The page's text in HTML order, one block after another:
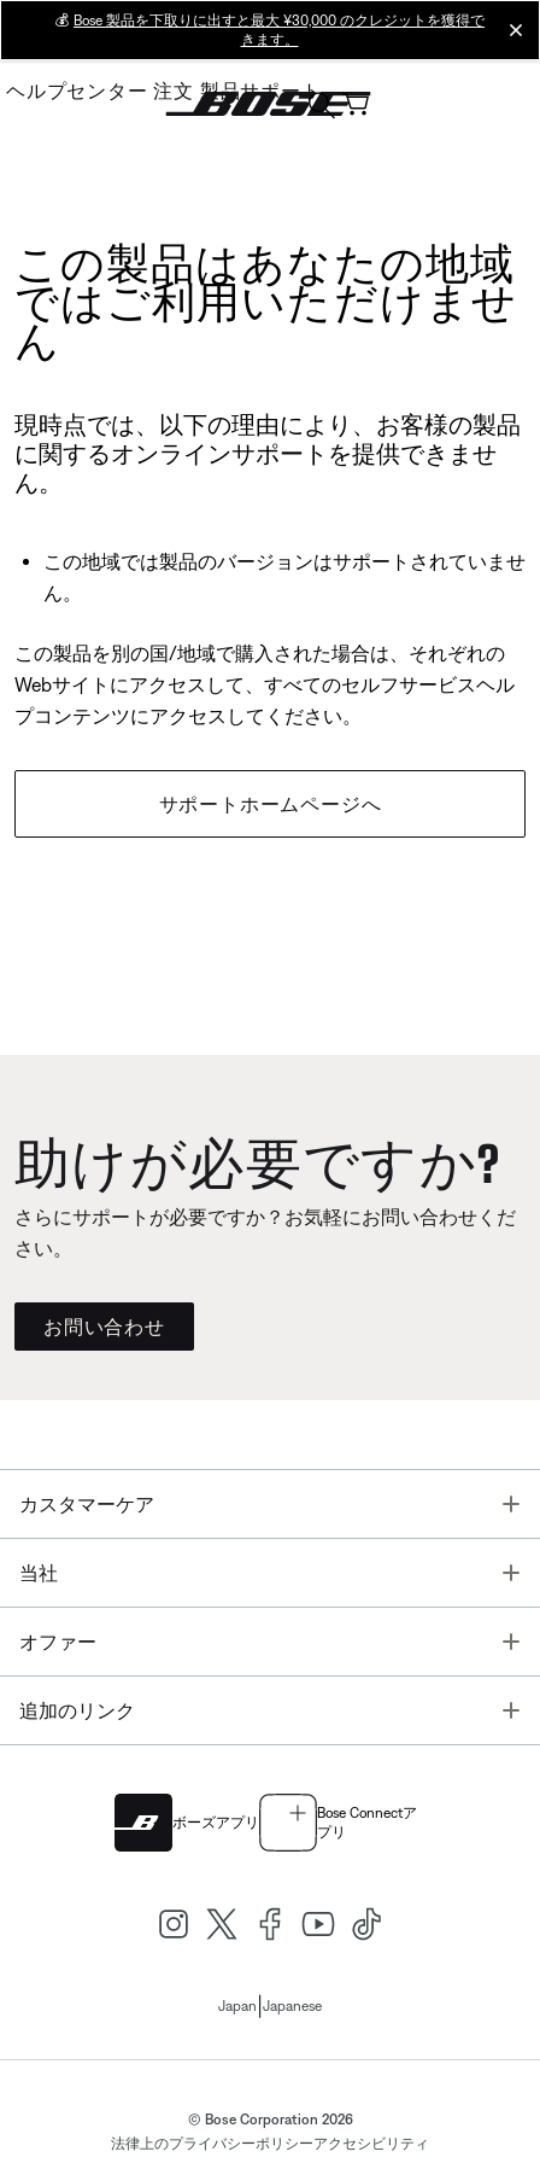
Main
💰 Bose 製品を下取りに出すと最大 ¥30,000 のクレジットを獲得で
きます。
ヘルプセンター 注文 製品サポート
この製品はあなたの地域
ではご利用いただけませ
ん
現時点では、以下の理由により、お客様の製品
に関するオンラインサポートを提供できませ
ん。
この地域では製品のバージョンはサポートされていませ
ん。
この製品を別の国/地域で購入された場合は、それぞれの
Webサイトにアクセスして、すべてのセルフサービスヘル
プコンテンツにアクセスしてください。
サポートホームページへ
助けが必要ですか?
さらにサポートが必要ですか？お気軽にお問い合わせくだ
さい。
お問い合わせ
カスタマーケア
当社
オファー
追加のリンク
ボーズアプリ
Bose Connectア
プリ
Japan Japanese
© Bose Corporation 2026
法律上のプライバシーポリシーアクセシビリティ